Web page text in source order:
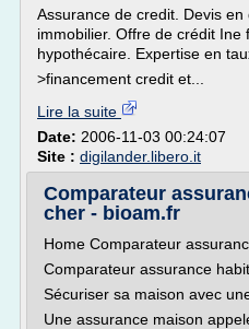
Assurance de credit. Devis
immobilier. Offre de crédit Ine
hypothécaire. Expertise en
>financement credit et...
Lire la suite
Date: 2006-11-03 00:24:07
Site : digilander.libero.it
Comparateur
cher - bioam.fr
Home Comparateur
Comparateur assurance
Sécuriser sa maison avec
Une assurance maison